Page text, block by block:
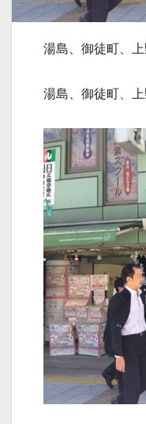
湯島、御徒町、
湯島、御徒町、